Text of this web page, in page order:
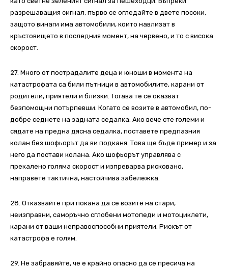
разрешаващия сигнал, първо се огледайте в двете посоки,
защото винаги има автомобили, които навлизат в
кръстовището в последния момент, на червено, и то с висока
скорост.
27. Много от пострадалите деца и юноши в момента на
катастрофата са били пътници в автомобилите, карани от
родители, приятели и близки. Тогава те се оказват
безпомощни потърпевши. Когато се возите в автомобил, по-
добре седнете на задната седалка. Ако вече сте големи и
сядате на предна дясна седалка, поставете предпазния
колан без шофьорът да ви подканя. Това ще бъде пример и за
него да постави колана. Ако шофьорът управлява с
прекалено голяма скорост и изпреварва рисковано,
направете тактична, настойчива забележка.
28. Отказвайте при покана да се возите на стари,
неизправни, саморъчно сглобени мотопеди и мотоциклети,
карани от ваши неправоспособни приятели. Рискът от
катастрофа е голям.
29. Не забравяйте, че е крайно опасно да се пресича на